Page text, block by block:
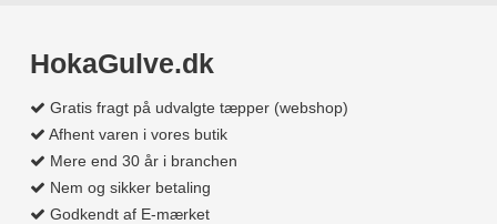
HokaGulve.dk
Gratis fragt på udvalgte tæpper (webshop)
Afhent varen i vores butik
Mere end 30 år i branchen
Nem og sikker betaling
Godkendt af E-mærket